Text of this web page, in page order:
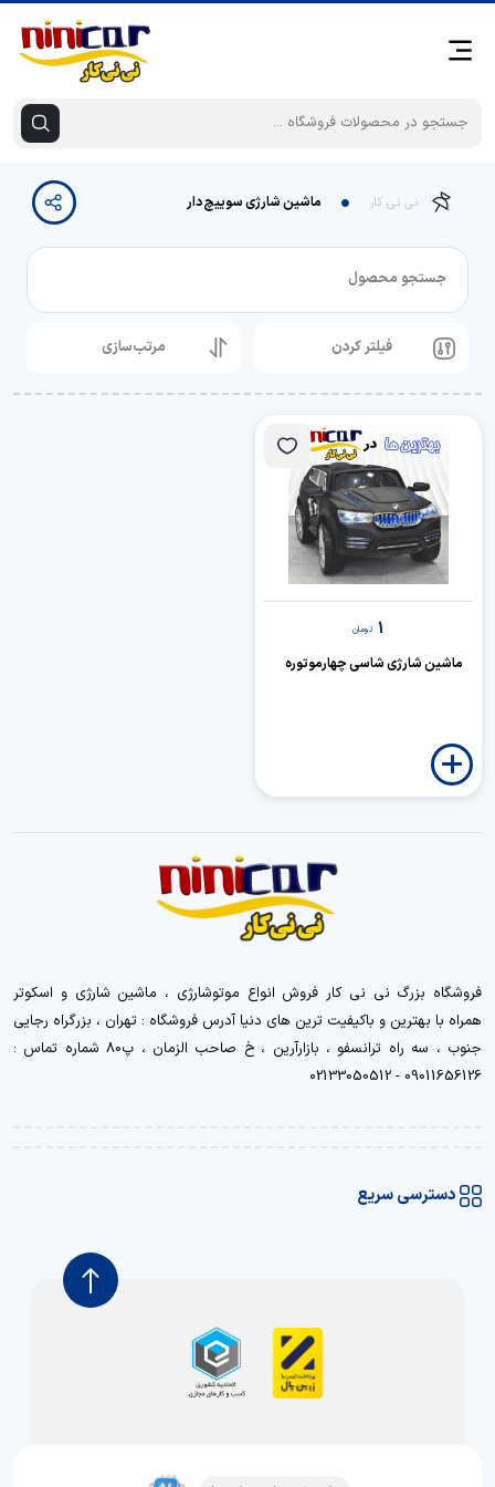
نی نی کار ماشین شارژی سوییچ دار
جستجو محصول
فیلتر کردن مرتب‌سازی
1 تومان
ماشین شارژی شاسی چهارموتوره
فروشگاه بزرگ نی نی کار فروش انواع موتوشارژی ، ماشین شارژی و اسکوتر
همراه با بهترین و باکیفیت ترین های دنیا آدرس فروشگاه : تهران ، بزرگراه رجایی
جنوب ، سه راه ترانسفو ، بازارآرین ، خ صاحب الزمان ، پ80 شماره تماس :
09011656126 - 02133050512
دسترسی سریع